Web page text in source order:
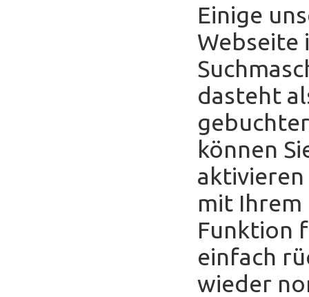
Einige
Webseite
dasteht
können
aktivieren
mit Ihrem
Funktion
einfach
wieder